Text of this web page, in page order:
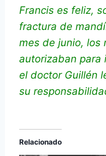
Francis es feliz,
fractura de
mes de junio, los
autorizaban para
el doctor Guillén
su
Relacionado